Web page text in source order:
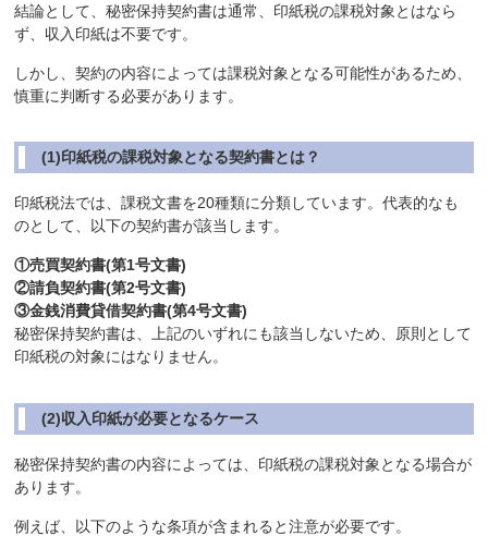
結論として、秘密保持契約書は通常、印紙税の課税対象とはなら
ず、収入印紙は不要です。
しかし、契約の内容によっては課税対象となる可能性があるため、
慎重に判断する必要があります。
(1)印紙税の課税対象となる契約書とは？
印紙税法では、課税文書を20種類に分類しています。代表的なも
のとして、以下の契約書が該当します。
①売買契約書(第1号文書)
②請負契約書(第2号文書)
③金銭消費貸借契約書(第4号文書)
秘密保持契約書は、上記のいずれにも該当しないため、原則として
印紙税の対象にはなりません。
(2)収入印紙が必要となるケース
秘密保持契約書の内容によっては、印紙税の課税対象となる場合が
あります。
例えば、以下のような条項が含まれると注意が必要です。